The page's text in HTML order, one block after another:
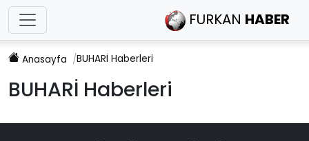
FURKAN HABER
Anasayfa BUHARİ Haberleri
BUHARİ Haberleri